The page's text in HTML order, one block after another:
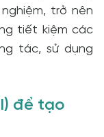
trở nên
tiết kiệm các
tác, sử dụng
để tạo